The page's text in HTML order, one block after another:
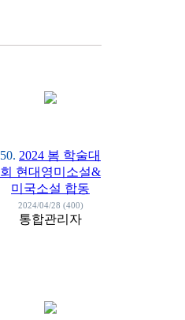
50. 2024 봄 학술대
회 현대영미소설&
미국소설 합동
2024/04/28 (400)
통합관리자